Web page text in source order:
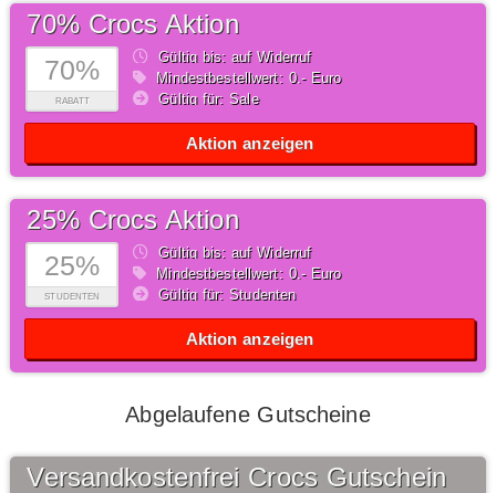
70%
RABATT
70% Crocs Aktion
Gültig bis: auf Widerruf
Mindestbestellwert: 0,- Euro
Gültig für: Sale
Aktion anzeigen
25%
STUDENTEN
25% Crocs Aktion
Gültig bis: auf Widerruf
Mindestbestellwert: 0,- Euro
Gültig für: Studenten
Aktion anzeigen
Abgelaufene Gutscheine
Versandkostenfrei Crocs Gutschein